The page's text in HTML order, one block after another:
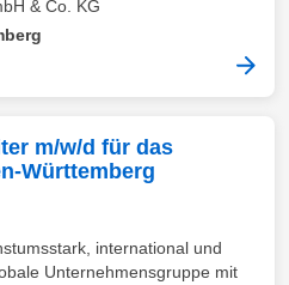
& Co. KG
m/w/d für das
Württemberg
international und
Unternehmensgruppe mit